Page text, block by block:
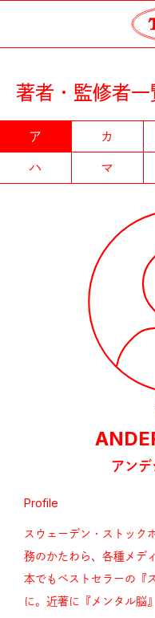
著者・監修者一
ア カ
ハ
マ
アン
Profile
スウェーデン・ストック
務のかたわら、各種メデ
本でもベストセラーの『
に。近著に『メンタル脳